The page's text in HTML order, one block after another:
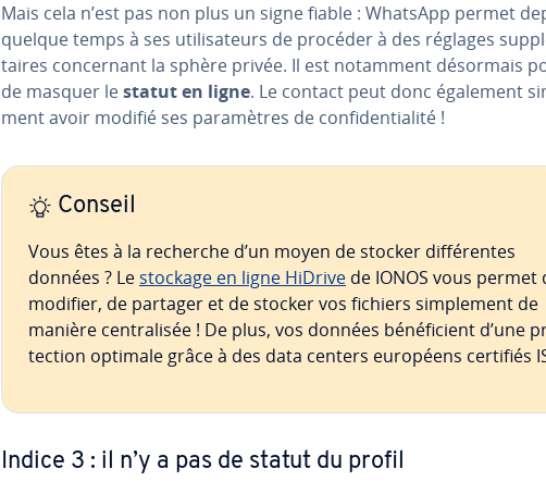
Mais cela n’est pas non plus un signe fiable : WhatsApp permet
quelque temps à ses uti­li­sa­teurs de procéder à des réglages
taires con­cer­nant la sphère privée. Il est notamment désormais
de masquer lestatut en ligne. Le contact peut donc également
ment avoir modifié ses pa­ra­mètres de con­fi­den­tia­lité !
Conseil
Vous êtes à la recherche d’un moyen de stocker dif­fé­rentes
données ? Lestockage en ligne HiDrive de IONOS vous permet
modifier, de partager et de stocker vos fichiers sim­ple­ment de
manière cen­tra­li­sée ! De plus, vos données bé­né­fi­cient d’une
tec­tion optimale grâce à des data centers européens certifiés
Indice 3 : il n’y a pas de statut du profil